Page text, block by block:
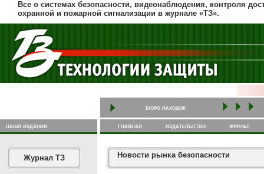
Все о системах безопасности, видеонаблюдения, контроля
охранной и пожарной сигнализации в журнале «ТЗ».
бюро находок
наши издания главная издательство журнал
Журнал ТЗ Новости рынка безопасности